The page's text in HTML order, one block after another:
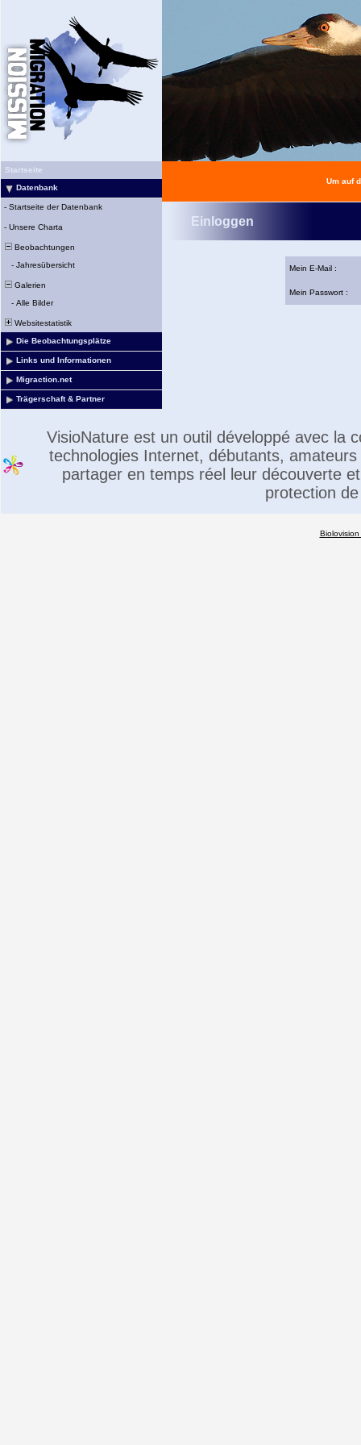
Startseite
Datenbank
- Startseite der Datenbank
- Unsere Charta
Beobachtungen
- Jahresübersicht
Galerien
- Alle Bilder
Websitestatistik
Die Beobachtungsplätze
Links und Informationen
Migraction.net
Trägerschaft & Partner
Um auf
Einloggen
Mein E-Mail :
Mein Passwort :
VisioNature est un outil développé avec la
technologies Internet, débutants,
partager en temps réel leur découverte
protection
Biolovision